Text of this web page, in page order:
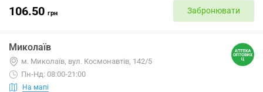
106.50 грн Забронювати
Миколаїв
м. Миколаїв, вул. Космонавтів, 142/5
Пн-Нд: 08:00-21:00
На мапі